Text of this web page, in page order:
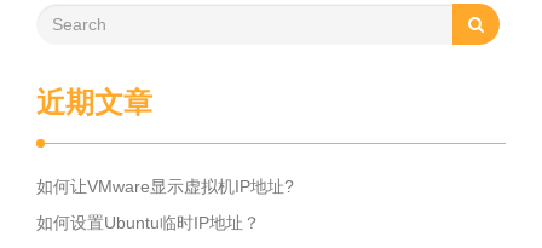
近期文章
如何让VMware显示虚拟机IP地址?
如何设置Ubuntu临时IP地址？